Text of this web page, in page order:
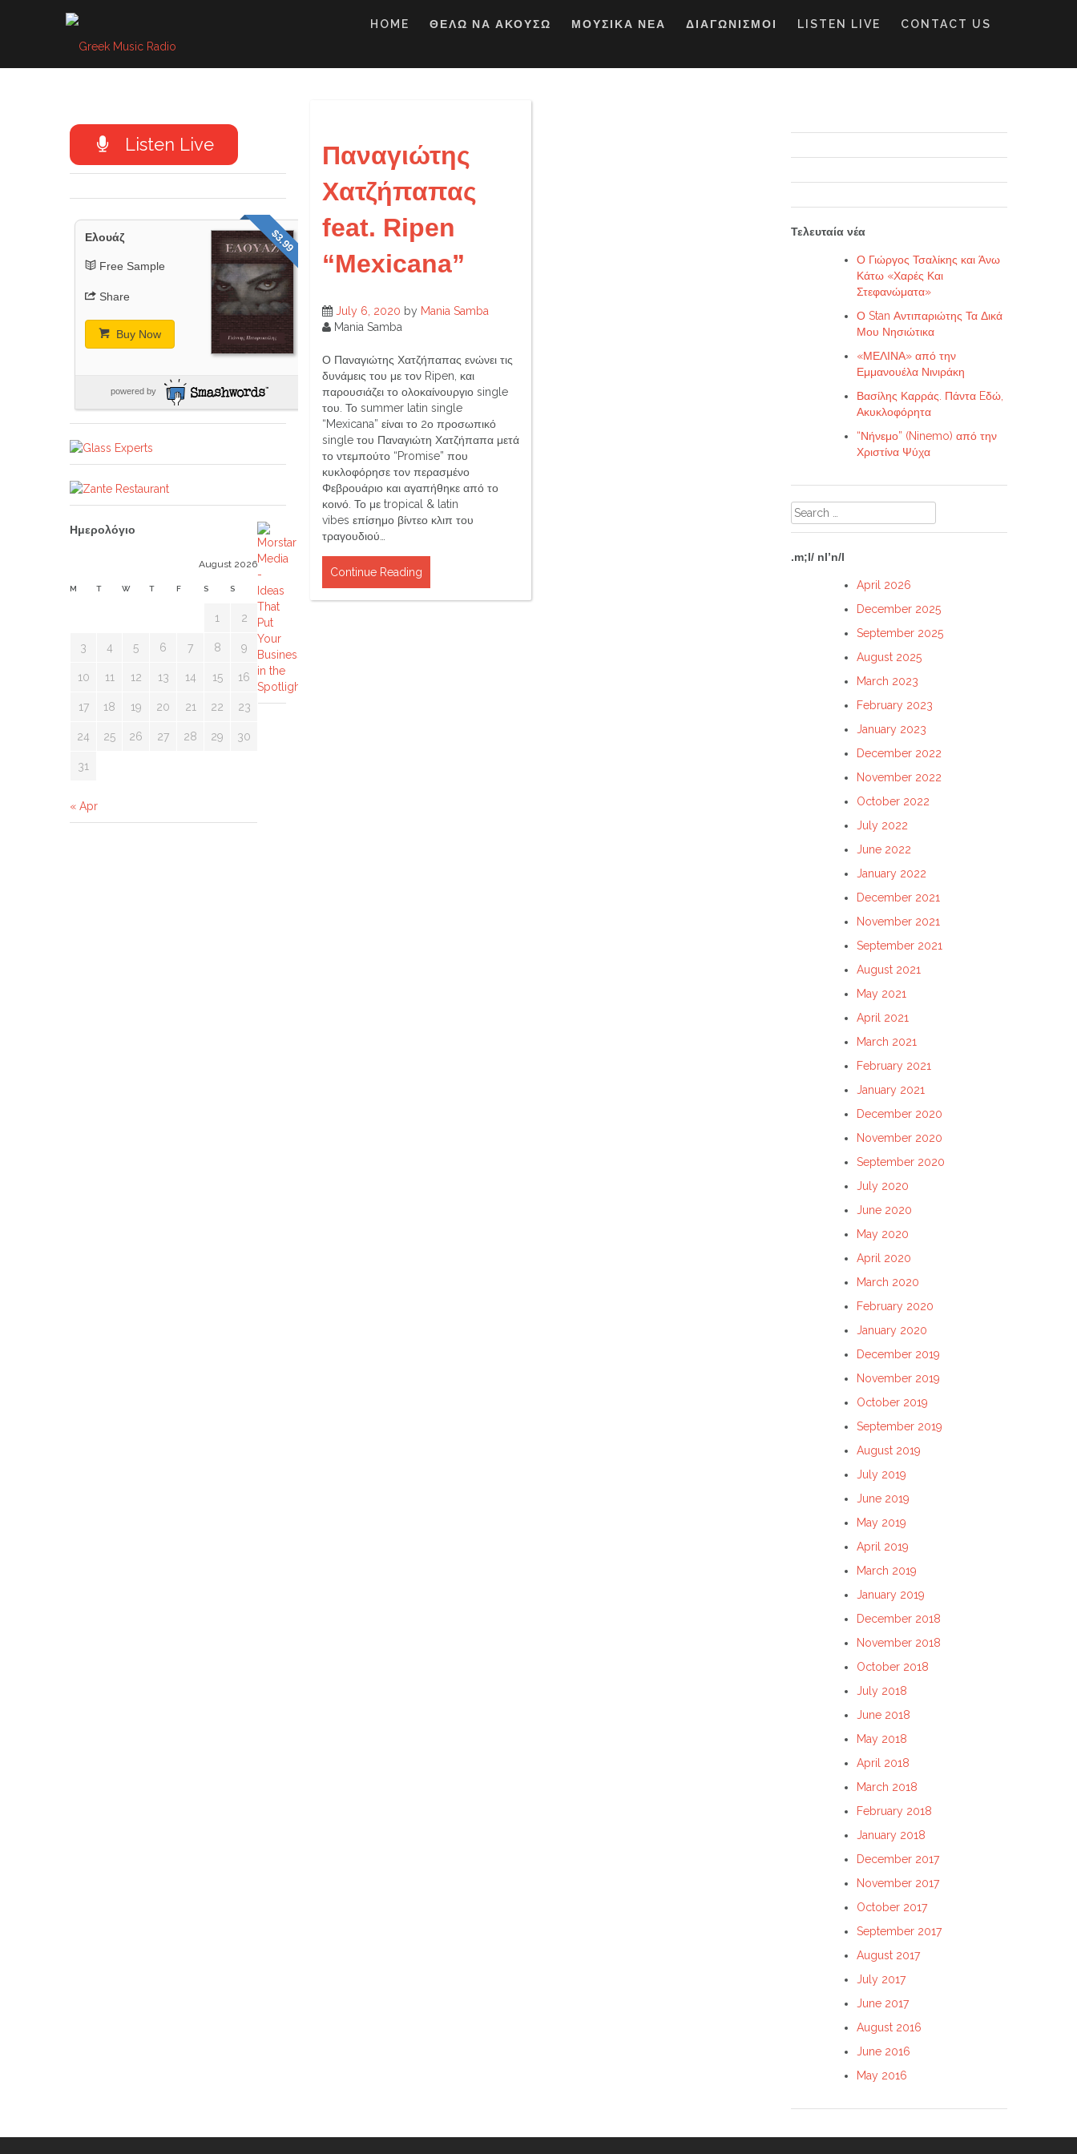
HOME ΘΕΛΩ ΝΑ ΑΚΟΥΣΩ ΜΟΥΣΙΚΑ ΝΕΑ ΔΙΑΓΩΝΙΣΜΟΙ LISTEN LIVE CONTACT US
Listen Live
$3.99
Ελουάζ
Free Sample
Share
Buy Now
powered by
Ημερολόγιο
August 2026
M T W T F S S
1 2
3 4 5 6 7 8 9
10 11 12 13 14 15 16
17 18 19 20 21 22 23
24 25 26 27 28 29 30
31
« Apr
Παναγιώτης
Χατζήπαπας
feat. Ripen
“Mexicana”
July 6, 2020 by Mania Samba
Mania Samba
Ο Παναγιώτης Χατζήπαπας ενώνει τις
δυνάμεις του με τον Ripen, και
παρουσιάζει το ολοκαίνουργιο single
του. Το summer latin single
“Mexicana” είναι το 2ο προσωπικό
single του Παναγιώτη Χατζήπαπα μετά
το ντεμπούτο “Promise” που
κυκλοφόρησε τον περασμένο
Φεβρουάριο και αγαπήθηκε από το
κοινό. Το με tropical & latin
vibes επίσημο βίντεο κλιπ του
τραγουδιού…
Continue Reading
Τελευταία νέα
Ο Γιώργος Τσαλίκης και Άνω
Κάτω «Χαρές Και
Στεφανώματα»
Ο Stan Αντιπαριώτης Τα Δικά
Μου Νησιώτικα
«ΜΕΛΙΝΑ» από την
Εμμανουέλα Νινιράκη
Βασίλης Καρράς. Πάντα Eδώ,
Ακυκλοφόρητα
“Νήνεμο” (Ninemo) από την
Χριστίνα Ψύχα
Search
for:
.m;l/ nl’n/l
April 2026
December 2025
September 2025
August 2025
March 2023
February 2023
January 2023
December 2022
November 2022
October 2022
July 2022
June 2022
January 2022
December 2021
November 2021
September 2021
August 2021
May 2021
April 2021
March 2021
February 2021
January 2021
December 2020
November 2020
September 2020
July 2020
June 2020
May 2020
April 2020
March 2020
February 2020
January 2020
December 2019
November 2019
October 2019
September 2019
August 2019
July 2019
June 2019
May 2019
April 2019
March 2019
January 2019
December 2018
November 2018
October 2018
July 2018
June 2018
May 2018
April 2018
March 2018
February 2018
January 2018
December 2017
November 2017
October 2017
September 2017
August 2017
July 2017
June 2017
August 2016
June 2016
May 2016